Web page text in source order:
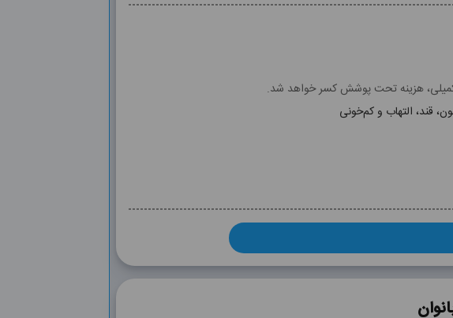
هزینه تحت پوشش کسر خواهد شد.
قند، التهاب و کم‌خونی